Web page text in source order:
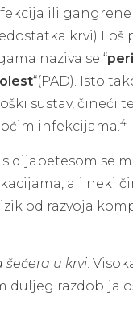
ili
krvi) Loš
naziva se “
“(PAD). Isto
sustav, čineći
infekcijama.4
s dijabetesom se
ali neki
od razvoja
šećera u krvi:
duljeg razdoblja